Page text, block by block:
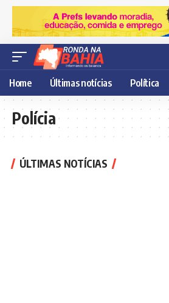
Home Últimas notícias Política
Polícia
ÚLTIMAS NOTÍCIAS